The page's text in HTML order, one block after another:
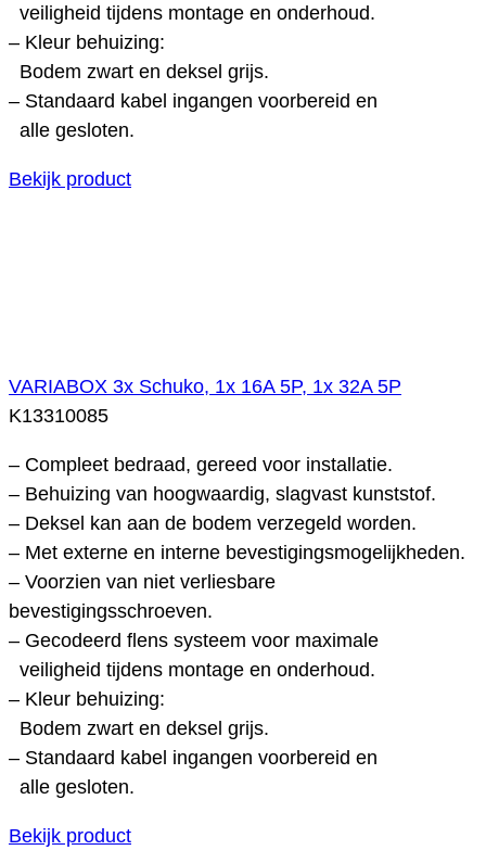
veiligheid tijdens montage en onderhoud.
– Kleur behuizing:
Bodem zwart en deksel grijs.
– Standaard kabel ingangen voorbereid en
alle gesloten.
Bekijk product
VARIABOX 3x Schuko, 1x 16A 5P, 1x 32A 5P
K13310085
– Compleet bedraad, gereed voor installatie.
– Behuizing van hoogwaardig, slagvast kunststof.
– Deksel kan aan de bodem verzegeld worden.
– Met externe en interne bevestigingsmogelijkheden.
– Voorzien van niet verliesbare
bevestigingsschroeven.
– Gecodeerd flens systeem voor maximale
veiligheid tijdens montage en onderhoud.
– Kleur behuizing:
Bodem zwart en deksel grijs.
– Standaard kabel ingangen voorbereid en
alle gesloten.
Bekijk product